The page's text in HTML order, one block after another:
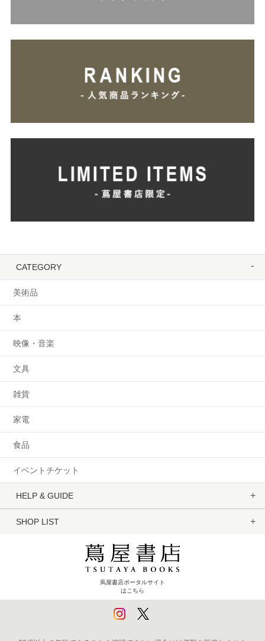
CATEGORY
美術品
本
映像・音楽
文具
雑貨
家電
食品
イベントチケット
HELP & GUIDE
SHOP LIST
蔦屋書店ポータルサイト
はこちら